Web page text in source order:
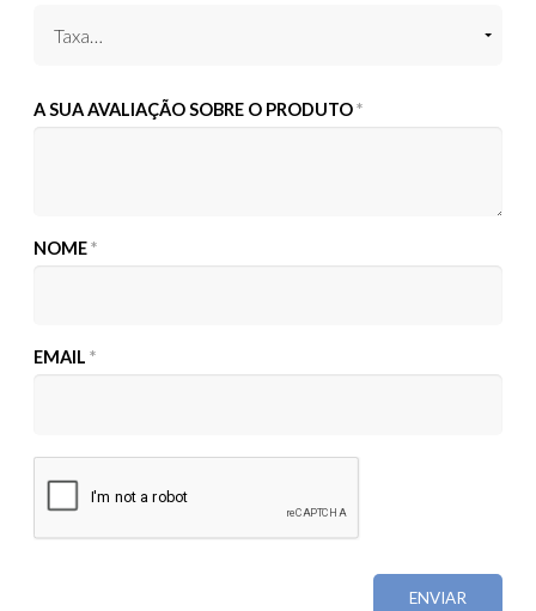
A SUA AVALIAÇÃO SOBRE O PRODUTO*
NOME*
EMAIL*